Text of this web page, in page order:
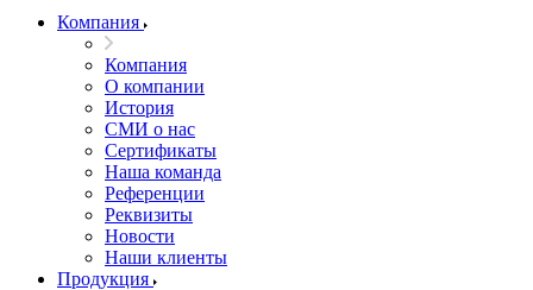
Компания
Компания
О компании
История
СМИ о нас
Cертификаты
Наша команда
Референции
Реквизиты
Новости
Наши клиенты
Продукция